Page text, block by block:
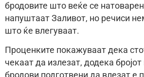
бродовите што веќе се
напуштаат Заливот, но речиси
што ќе влегуваат.
Проценките покажуваат дека
чекаат да излезат, додека